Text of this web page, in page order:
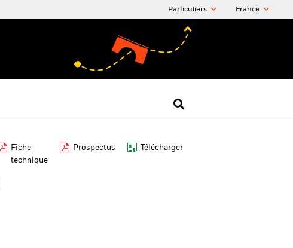
Particuliers France
Fiche
technique
Prospectus Télécharger